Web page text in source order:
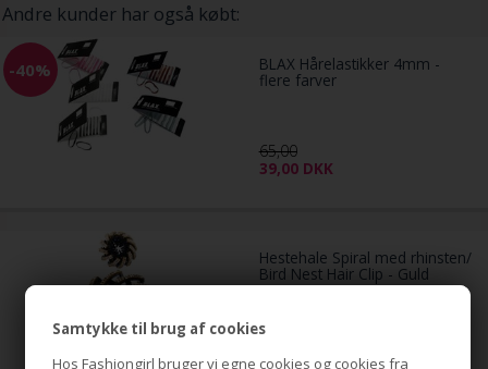
Samtykke til brug af cookies
Hos Fashiongirl bruger vi egne cookies og cookies fra
Andre kunder har også købt:
-40% BLAX Hårelastikker 4mm -
flere farver
65,00
39,00 DKK
Hestehale Spiral med rhinsten/
Bird Nest Hair Clip - Guld